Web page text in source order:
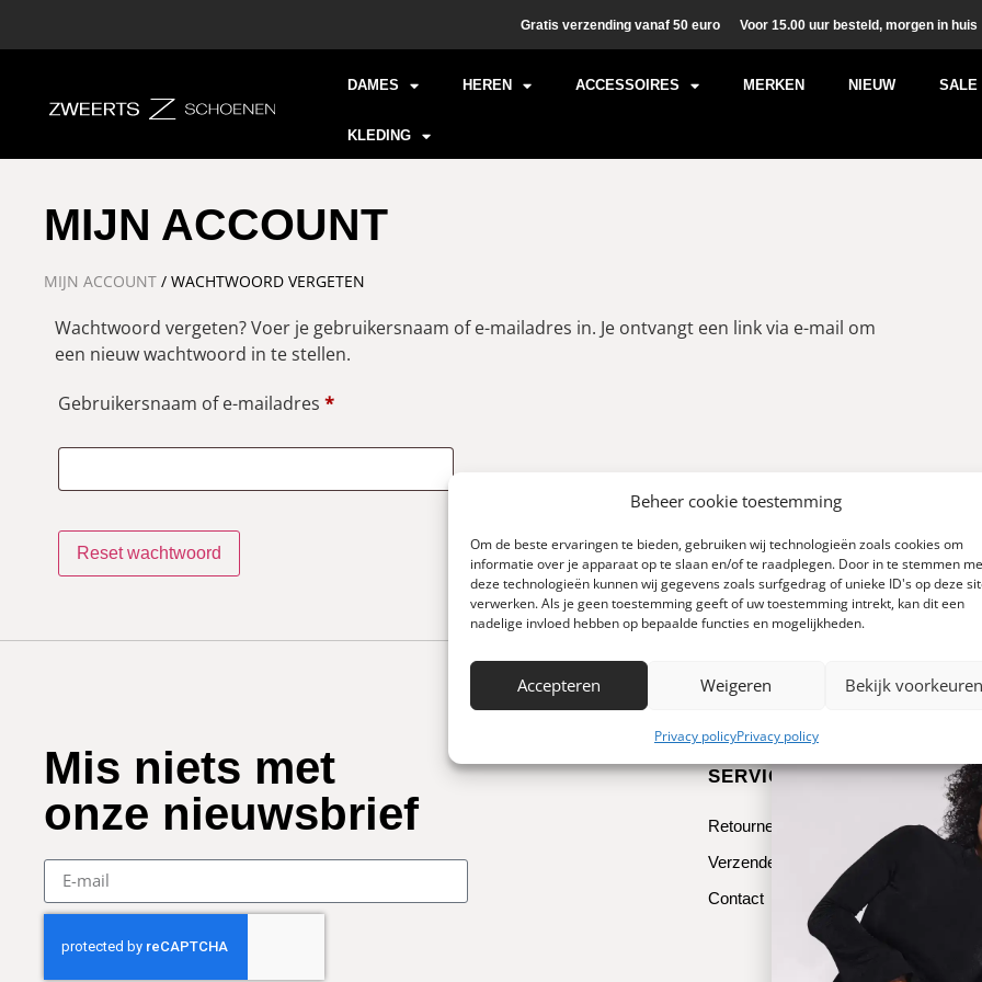
Beheer cookie toestemming
Om de beste ervaringen te bieden, gebruiken wij technologieën zoals cookies om
informatie over je apparaat op te slaan en/of te raadplegen. Door in te stemmen
deze technologieën kunnen wij gegevens zoals surfgedrag of unieke ID's op deze
verwerken. Als je geen toestemming geeft of uw toestemming intrekt, kan dit een
nadelige invloed hebben op bepaalde functies en mogelijkheden.
Accepteren Weigeren Bekijk voorkeuren
Privacy policyPrivacy policy
Gratis verzending vanaf 50 euro Voor 15.00 uur besteld, morgen in huis
DAMES HEREN ACCESSOIRES MERKEN NIEUW SALE
KLEDING
MIJN ACCOUNT
MIJN ACCOUNT / WACHTWOORD VERGETEN
Wachtwoord vergeten? Voer je gebruikersnaam of e-mailadres in. Je ontvangt een link via e-mail om
een nieuw wachtwoord in te stellen.
Gebruikersnaam of e-mailadres *
Reset wachtwoord
Mis niets met
onze nieuwsbrief
SERVICE & CONTACT
Retourneren
Verzenden
Contact